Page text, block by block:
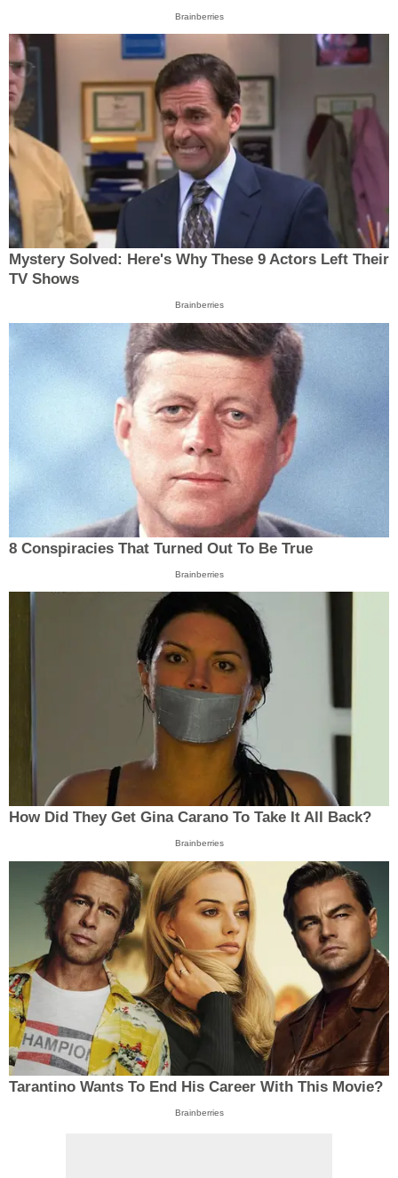
Brainberries
Mystery Solved: Here's Why These 9 Actors Left Their
TV Shows
Brainberries
8 Conspiracies That Turned Out To Be True
Brainberries
How Did They Get Gina Carano To Take It All Back?
Brainberries
Tarantino Wants To End His Career With This Movie?
Brainberries